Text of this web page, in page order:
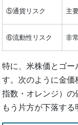
⑤通貨リスク 主
⑥流動性リスク 非
特に、米株価とゴ
す。次のように金
指数・オレンジ）の
もう片方が下落する